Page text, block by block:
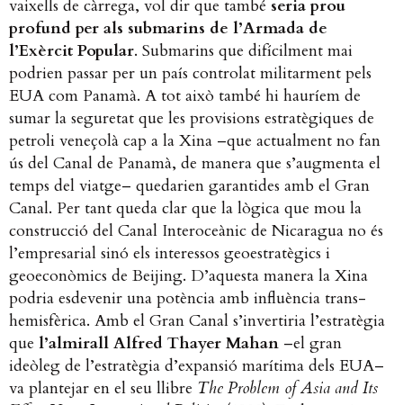
vaixells de càrrega, vol dir que també seria prou
profund per als submarins de l’Armada de
l’Exèrcit Popular. Submarins que difícilment mai
podrien passar per un país controlat militarment pels
EUA com Panamà. A tot això també hi hauríem de
sumar la seguretat que les provisions estratègiques de
petroli veneçolà cap a la Xina –que actualment no fan
ús del Canal de Panamà, de manera que s’augmenta el
temps del viatge– quedarien garantides amb el Gran
Canal. Per tant queda clar que la lògica que mou la
construcció del Canal Interoceànic de Nicaragua no és
l’empresarial sinó els interessos geoestratègics i
geoeconòmics de Beijing. D’aquesta manera la Xina
podria esdevenir una potència amb influència trans-
hemisfèrica. Amb el Gran Canal s’invertiria l’estratègia
que l’almirall Alfred Thayer Mahan –el gran
ideòleg de l’estratègia d’expansió marítima dels EUA–
va plantejar en el seu llibre The Problem of Asia and Its